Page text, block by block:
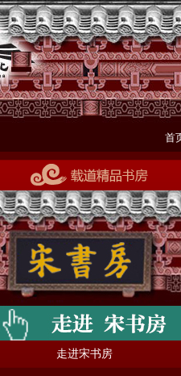
首
走进宋书房